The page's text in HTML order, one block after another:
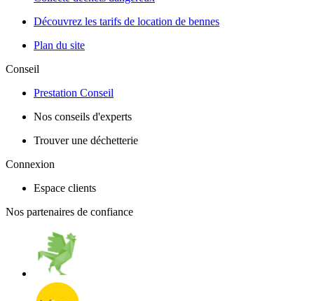
Découvrez les tarifs de location de bennes
Plan du site
Conseil
Prestation Conseil
Nos conseils d'experts
Trouver une déchetterie
Connexion
Espace clients
Nos partenaires de confiance